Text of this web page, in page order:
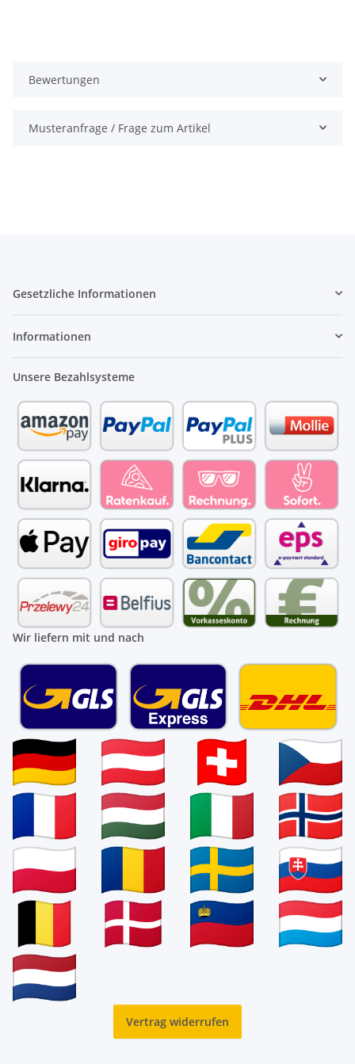
Bewertungen
Musteranfrage / Frage zum Artikel
Gesetzliche Informationen
Informationen
Unsere Bezahlsysteme
Wir liefern mit und nach
Vertrag widerrufen